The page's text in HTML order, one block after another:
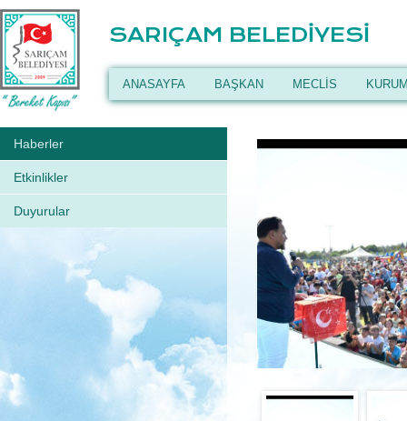
SARIÇAM BELEDİYESİ
ANASAYFA BAŞKAN MECLİS
Haberler
Etkinlikler
Duyurular